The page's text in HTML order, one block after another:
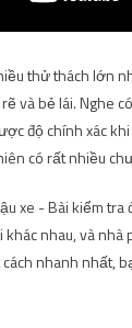
thử thách lớn
và bẻ lái. Nghe
độ chính xác
có rất nhiều
nhau, và
nhanh nhất,